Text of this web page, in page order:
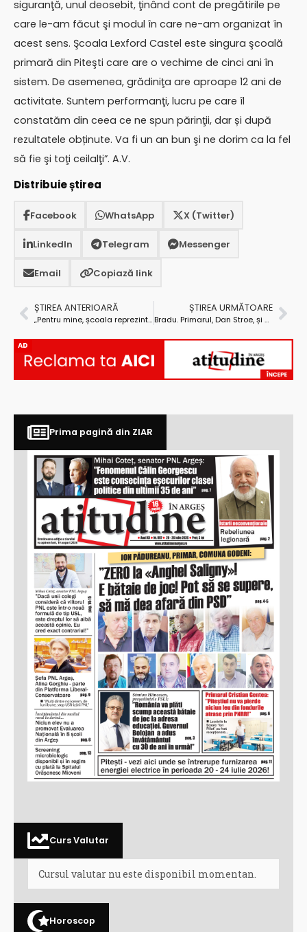
siguranţă, unul deosebit, ţinând cont de pregătirile pe
care le-am făcut şi modul în care ne-am organizat în
acest sens. Şcoala Lexford Castel este singura şcoală
primară din Piteşti care are o vechime de cinci ani în
sistem. De asemenea, grădiniţa are aproape 12 ani de
activitate. Suntem performanţi, lucru pe care îl
constatăm din ceea ce ne spun părinţii, dar și după
rezultatele obținute. Va fi un an bun şi ne dorim ca la fel
să fie şi toţi ceilalţi”. A.V.
Distribuie știrea
Facebook WhatsApp X (Twitter)
LinkedIn Telegram Messenger
Email Copiază link
ȘTIREA ANTERIOARĂ
„Pentru mine, școala reprezintă prioritatea acestui mandat”
ȘTIREA URMĂTOARE
Bradu. Primarul, Dan Stroe, și viceprimarul, Gheorghe Negoi, au deschis, împreună, noul an școlar
AD
Prima pagină din ZIAR
Curs Valutar
Cursul valutar nu este disponibil momentan.
Horoscop